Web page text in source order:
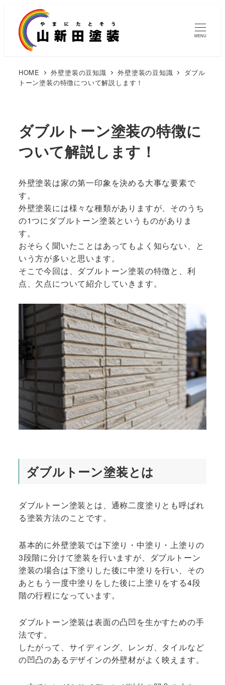
MENU
HOME 外壁塗装の豆知識 外壁塗装の豆知識
ダブル
トーン塗装の特徴について解説します！
ダブルトーン塗装の特徴に
ついて解説します！
外壁塗装は家の第一印象を決める大事な要素で
す。
外壁塗装には様々な種類がありますが、そのうち
の1つにダブルトーン塗装というものがありま
す。
おそらく聞いたことはあってもよく知らない、と
いう方が多いと思います。
そこで今回は、ダブルトーン塗装の特徴と、利
点、欠点について紹介していきます。
ダブルトーン塗装とは
ダブルトーン塗装とは、通称二度塗りとも呼ばれ
る塗装方法のことです。
基本的に外壁塗装では下塗り・中塗り・上塗りの
3段階に分けて塗装を行いますが、ダブルトーン
塗装の場合は下塗りした後に中塗りを行い、その
あともう一度中塗りをした後に上塗りをする4段
階の行程になっています。
ダブルトーン塗装は表面の凸凹を生かすための手
法です。
したがって、サイディング、レンガ、タイルなど
の凹凸のあるデザインの外壁材がよく映えます。